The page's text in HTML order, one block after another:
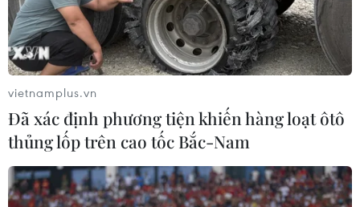
vietnamplus.vn
Đã xác định phương tiện khiến hàng loạt ôtô
thủng lốp trên cao tốc Bắc-Nam